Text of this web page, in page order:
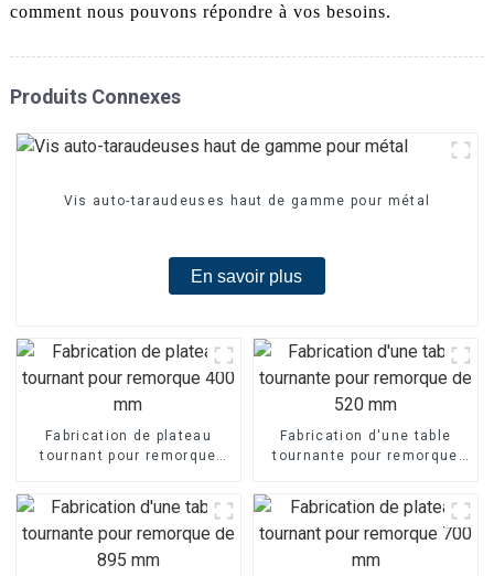
comment nous pouvons répondre à vos besoins.
Produits Connexes
Vis auto-taraudeuses haut de gamme pour métal
En savoir plus
Fabrication de plateau
tournant pour remorque
Fabrication d'une table
tournante pour remorque